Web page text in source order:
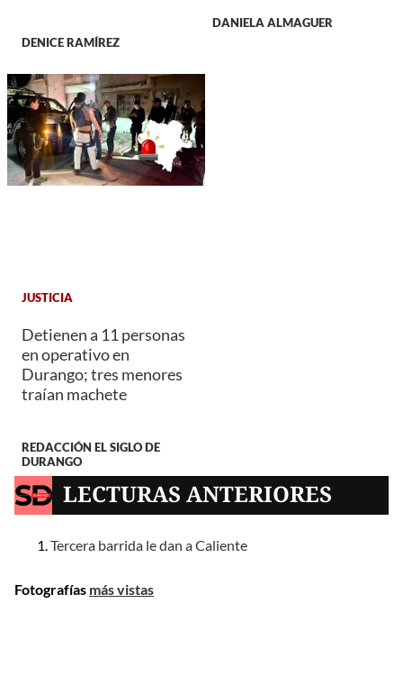
DENICE RAMÍREZ
DANIELA ALMAGUER
JUSTICIA
Detienen a 11 personas
en operativo en
Durango; tres menores
traían machete
REDACCIÓN EL SIGLO DE
DURANGO
LECTURAS ANTERIORES
Tercera barrida le dan a Caliente
Fotografías más vistas